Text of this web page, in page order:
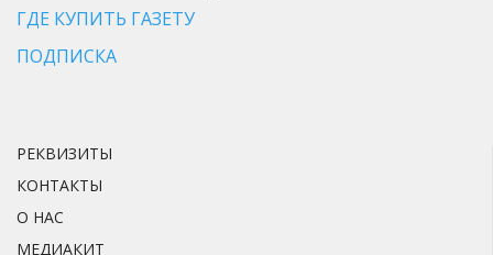
ГДЕ КУПИТЬ ГАЗЕТУ
ПОДПИСКА
РЕКВИЗИТЫ
КОНТАКТЫ
О НАС
МЕДИАКИТ